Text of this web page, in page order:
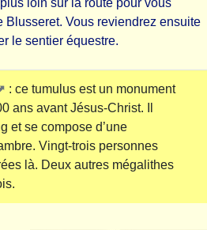
loin sur la route pour vous
Blusseret. Vous reviendrez ensuite
le sentier équestre.
: ce tumulus est un monument
ans avant Jésus-Christ. Il
et se compose d’une
Vingt-trois personnes
là. Deux autres mégalithes